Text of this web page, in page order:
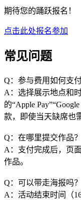
期待您的踊跃报名！
点击此处报名参加
常见问题
Q：参与费用如何支付
A：选择展示地点和
的“Apple
款，即使当天缺席也
Q：在哪里提交作品？
A：支付完成后，页
作品。
Q：可以带走海报吗？
A：活动结束时间（